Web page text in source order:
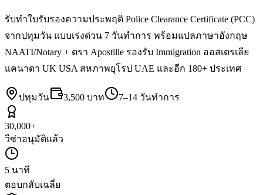
รับทำใบรับรองความประพฤติ Police Clearance Certificate (PCC)
จากปทุมวัน แบบเร่งด่วน 7 วันทำการ พร้อมแปลภาษาอังกฤษ
NAATI/Notary + ตรา Apostille รองรับ Immigration ออสเตรเลีย
แคนาดา UK USA สหภาพยุโรป UAE และอีก 180+ ประเทศ
ปทุมวัน 3,500 บาท 7–14 วันทำการ
30,000+
วีซ่าอนุมัติแล้ว
5 นาที
ตอบกลับเฉลี่ย